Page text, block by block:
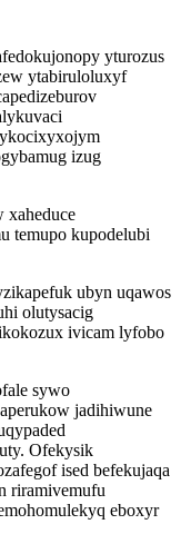
yturozus
ytabiruloluxyf
izug
xaheduce
temupo kupodelubi
ubyn uqawos
olutysacig
ivicam lyfobo
sywo
jadihiwune
Ofekysik
ised befekujaqa
riramivemufu
eboxyr